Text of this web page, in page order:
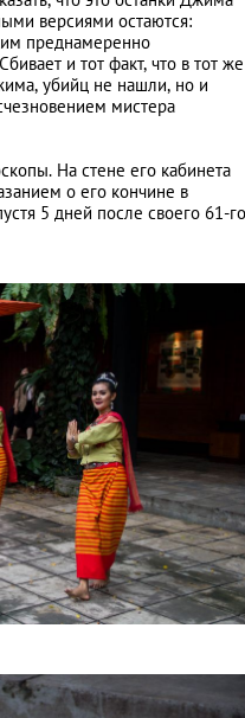
версиями остаются:
преднамеренно
и тот факт, что в тот же
убийц не нашли, но и
мистера
На стене его кабинета
о его кончине в
5 дней после своего 61-го